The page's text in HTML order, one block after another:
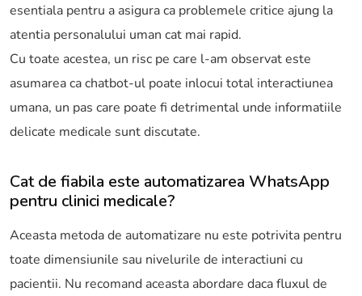
esentiala pentru a asigura ca problemele critice ajung la
atentia personalului uman cat mai rapid.
Cu toate acestea, un risc pe care l-am observat este
asumarea ca chatbot-ul poate inlocui total interactiunea
umana, un pas care poate fi detrimental unde informatiile
delicate medicale sunt discutate.
Cat de fiabila este automatizarea WhatsApp
pentru clinici medicale?
Aceasta metoda de automatizare nu este potrivita pentru
toate dimensiunile sau nivelurile de interactiuni cu
pacientii. Nu recomand aceasta abordare daca fluxul de